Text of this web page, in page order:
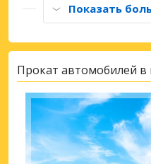
Показать
Прокат автомобилей в